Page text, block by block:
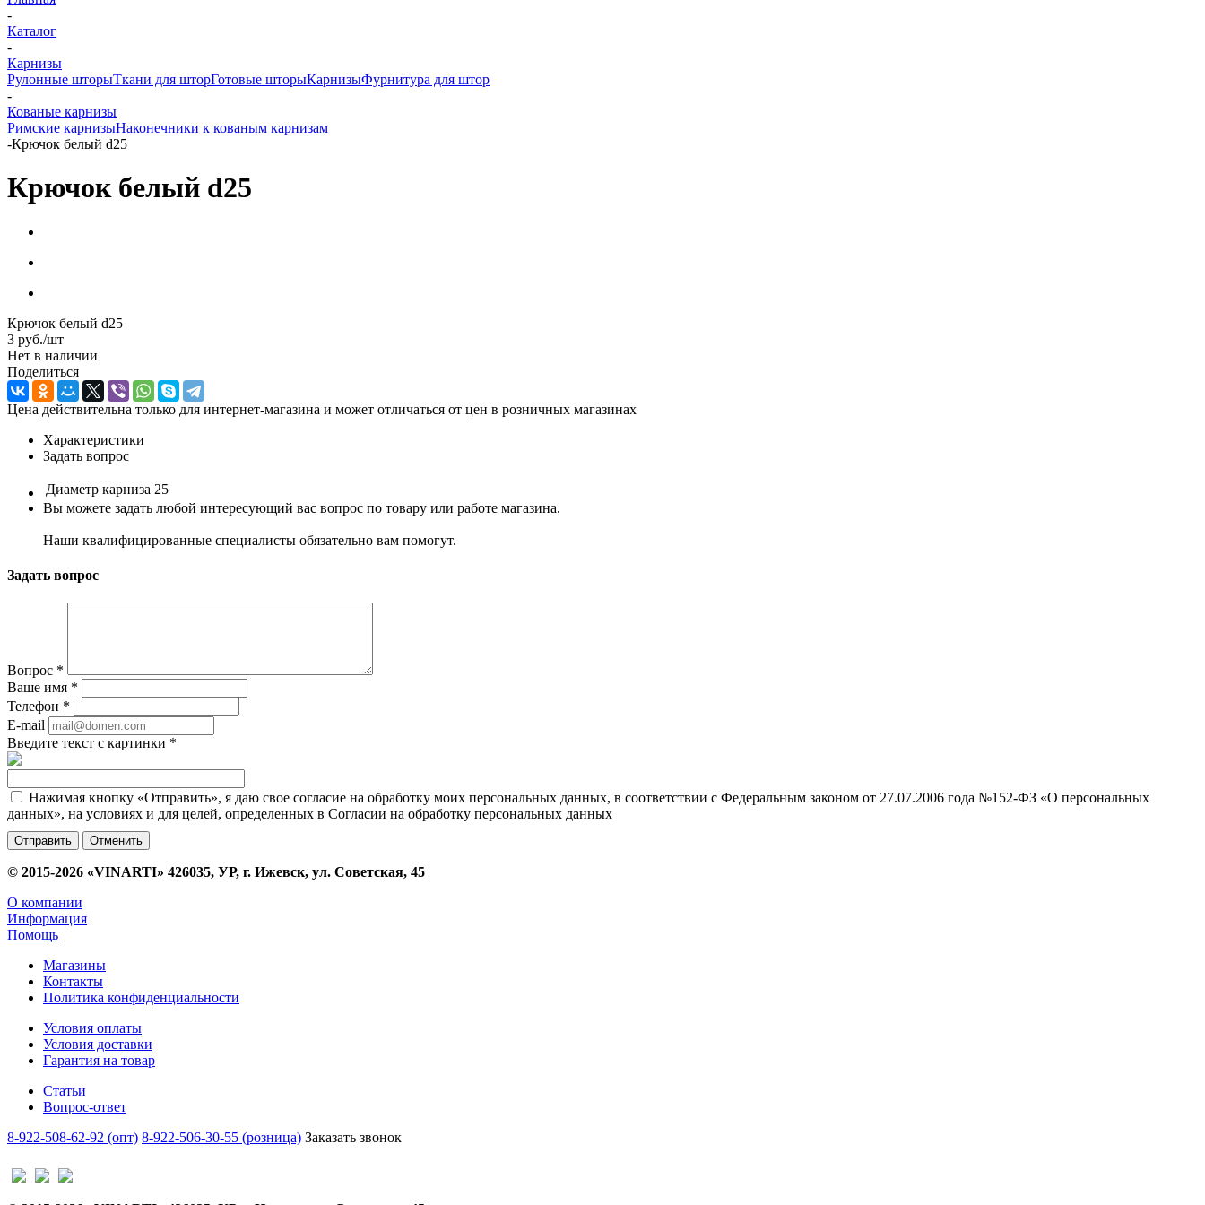
-
Каталог
-
Карнизы
Рулонные шторыТкани для шторГотовые шторыКарнизыФурнитура для штор
-
Кованые карнизы
Римские карнизыНаконечники к кованым карнизам
-Крючок белый d25
Крючок белый d25
Крючок белый d25
3 руб./шт
Нет в наличии
Поделиться
Цена действительна только для интернет-магазина и может отличаться от цен в розничных магазинах
Характеристики
Задать вопрос
Диаметр карниза 25
Вы можете задать любой интересующий вас вопрос по товару или работе магазина.
Наши квалифицированные специалисты обязательно вам помогут.
Задать вопрос
Вопрос *
Ваше имя *
Телефон *
E-mail
Введите текст с картинки *
Нажимая кнопку «Отправить», я даю свое согласие на обработку моих персональных данных, в соответствии с Федеральным законом от 27.07.2006 года №152-ФЗ «О персональных
данных», на условиях и для целей, определенных в Согласии на обработку персональных данных
Отменить
© 2015-2026 «VINARTI» 426035, УР, г. Ижевск, ул. Советская, 45
О компании
Информация
Помощь
Магазины
Контакты
Политика конфиденциальности
Условия оплаты
Условия доставки
Гарантия на товар
Статьи
Вопрос-ответ
8-922-508-62-92 (опт) 8-922-506-30-55 (розница) Заказать звонок